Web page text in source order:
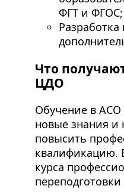
ФГТ и ФГОС;
Что
ЦДО
Обучение в
новые знания
повысить
квалификацию.
курса